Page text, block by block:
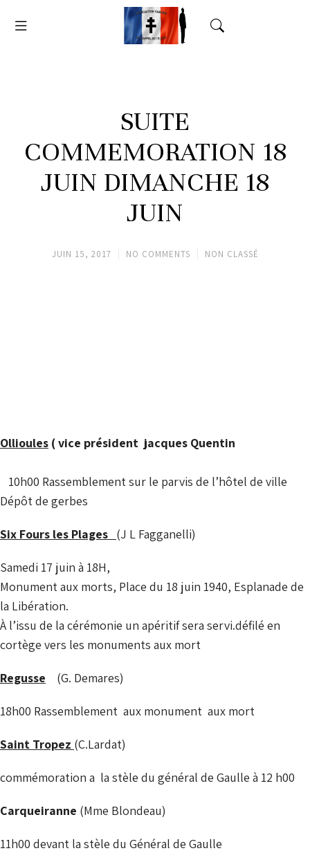
SUITE
COMMEMORATION 18
JUIN DIMANCHE 18
JUIN
JUIN 15, 2017 NO COMMENTS NON CLASSÉ
Ollioules ( vice président jacques Quentin
10h00 Rassemblement sur le parvis de l’hôtel de ville
Dépôt de gerbes
Six Fours les Plages (J L Fagganelli)
Samedi 17 juin à 18H,
Monument aux morts, Place du 18 juin 1940, Esplanade de
la Libération.
À l’issu de la cérémonie un apéritif sera servi.défilé en
cortège vers les monuments aux mort
Regusse (G. Demares)
18h00 Rassemblement aux monument aux mort
Saint Tropez (C.Lardat)
commémoration a la stèle du général de Gaulle à 12 h00
Carqueiranne (Mme Blondeau)
11h00 devant la stèle du Général de Gaulle